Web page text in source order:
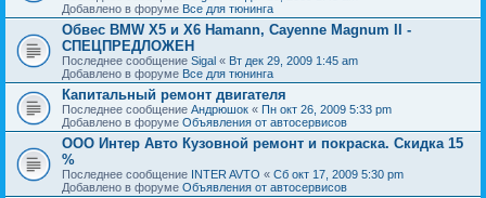
Добавлено в форуме Все для тюнинга
Обвес BMW X5 и X6 Hamann, Cayenne Magnum II -
СПЕЦПРЕДЛОЖЕН
Последнее сообщение Sigal « Вт дек 29, 2009 1:45 am
Добавлено в форуме Все для тюнинга
Капитальный ремонт двигателя
Последнее сообщение Андрюшок « Пн окт 26, 2009 5:33 pm
Добавлено в форуме Объявления от автосервисов
ООО Интер Авто Кузовной ремонт и покраска. Скидка 15
%
Последнее сообщение INTER AVTO « Сб окт 17, 2009 5:30 pm
Добавлено в форуме Объявления от автосервисов